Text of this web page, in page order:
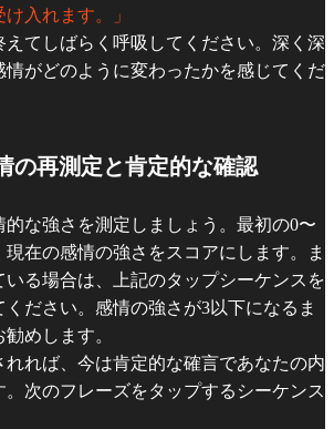
入れます。」
えてしばらく呼吸してください。深く深
情がどのように変わったかを感じてくだ
の再測定と肯定的な確認
な強さを測定しましょう。最初の0〜
現在の感情の強さをスコアにします。ま
いる場合は、上記のタップシーケンスを
ください。感情の強さが3以下になるま
めします。
れば、今は肯定的な確言であなたの内
次のフレーズをタップするシーケンス